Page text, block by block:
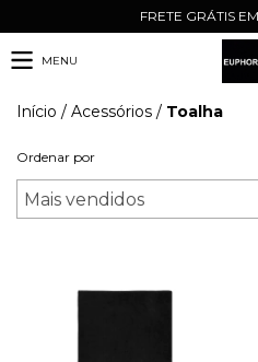
FRETE GRÁTIS
MENU
Início / Acessórios / Toalha
Ordenar por